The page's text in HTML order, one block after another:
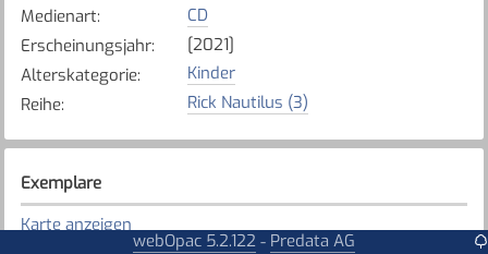
Medienart:
CD
Erscheinungsjahr:
[2021]
Alterskategorie:
Kinder
Reihe: Rick Nautilus (3)
Exemplare
Karte anzeigen
webOpac 5.2.122 - Predata AG